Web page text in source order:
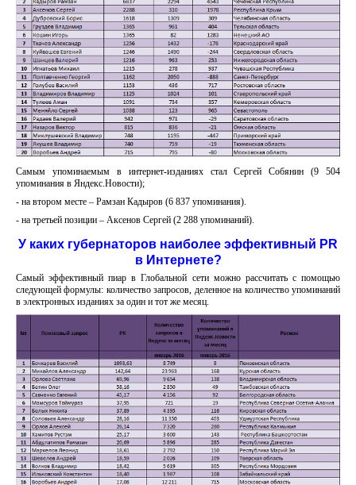
Самым упоминаемым в интернет-изданиях стал Сергей Собянин (9 504
упоминания в Яндекс.Новости);
- на втором месте – Рамзан Кадыров (6 837 упоминания).
- на третьей позиции – Аксенов Сергей (2 288 упоминаний).
У каких губернаторов наиболее эффективный PR
в Интернете?
Самый эффективный пиар в Глобальной сети можно рассчитать с помощью
следующей формулы: количество запросов, деленное на количество упоминаний
в электронных изданиях за один и тот же месяц.